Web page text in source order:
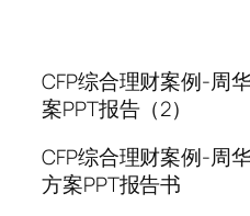
CFP综合理财案例-周
案PPT报告（2）
CFP综合理财案例-周
方案PPT报告书